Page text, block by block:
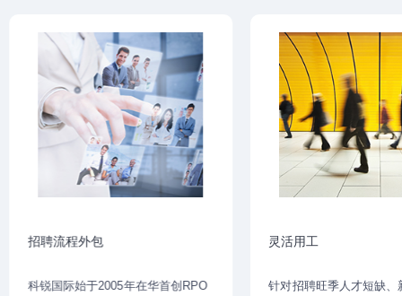
招聘流程外包
科锐国际始于2005年在华首创RPO
灵活用工
针对招聘旺季人才短缺、